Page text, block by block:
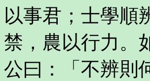
以事君；士學順
禁，農以行力。
公曰：「不辨則